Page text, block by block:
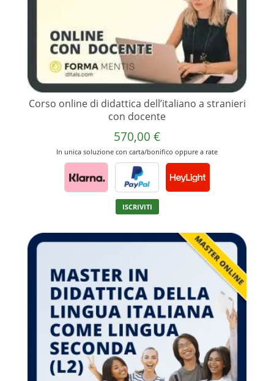
prodotto
Corso online di didattica dell’italiano a stranieri
con docente
570,00 €
In unica soluzione con carta/bonifico oppure a rate
ISCRIVITI
Questo
prodotto
più
varianti.
possono
essere
scelte
nella
pagina
del
prodotto